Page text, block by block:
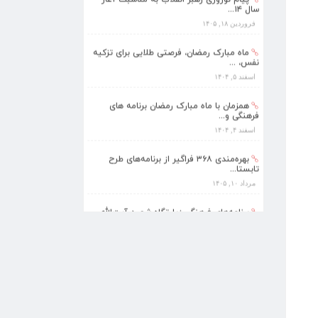
فروردین ۱۸, ۱۴۰۵
نفس، ...
اسفند ۵, ۱۴۰۴
فرهنگی و...
اسفند ۴, ۱۴۰۴
تابستا...
مرداد ۱۰, ۱۴۰۵
مدرس...